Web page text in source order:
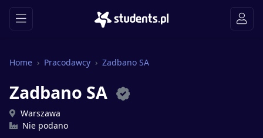
Home Pracodawcy Zadbano SA
Zadbano SA
Warszawa
Nie podano